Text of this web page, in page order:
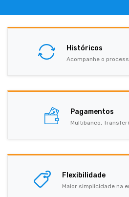
Históricos
Acompanhe o
Pagamentos
Multibanco,
Flexibilidade
Maior simplicidade na